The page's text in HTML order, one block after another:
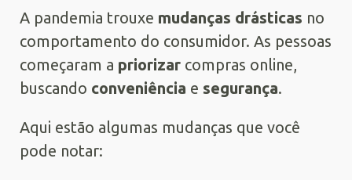
A pandemia trouxe mudanças drásticas no
comportamento do consumidor. As pessoas
começaram a priorizar compras online,
buscando conveniência e segurança.
Aqui estão algumas mudanças que você
pode notar: